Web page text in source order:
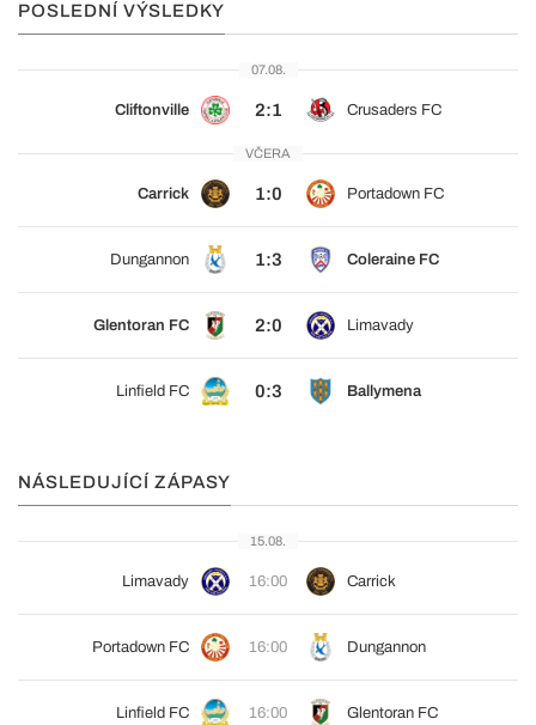
POSLEDNÍ VÝSLEDKY
07.08.
Cliftonville 2:1 Crusaders FC
VČERA
Carrick 1:0 Portadown FC
Dungannon 1:3 Coleraine FC
Glentoran FC 2:0 Limavady
Linfield FC 0:3 Ballymena
NÁSLEDUJÍCÍ ZÁPASY
15.08.
Limavady 16:00 Carrick
Portadown FC 16:00 Dungannon
Linfield FC 16:00 Glentoran FC